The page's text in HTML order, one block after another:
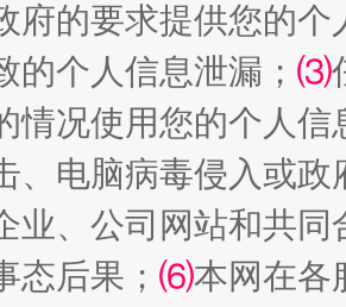
乱象丛生
生
府的要求提供您的个
的个人信息泄漏； ⑶
情况使用您的个人
、电脑病毒侵入或
业、公司网站和共
态后果； ⑹本网在各